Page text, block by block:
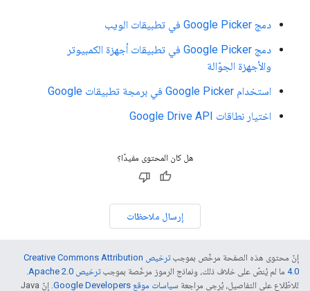
دمج Google Picker في تطبيقات الويب
دمج Google Picker في تطبيقات أجهزة الكمبيوتر
والأجهزة الجوّالة
استخدام Google Picker في برمجة تطبيقات Google
اختيار نطاقات Google Drive API
هل كان المحتوى مفيدًا؟
إرسال ملاحظات
إنّ محتوى هذه الصفحة مرخّص بموجب
ترخيص Creative Commons Attribution
4.0‏ ما لم يُنصّ على خلاف ذلك، ونماذج الرموز مرخّصة بموجبترخيص Apache 2.0‏
.
للاطّلاع على التفاصيل، يُرجى مراجعة سياسات موقع Google Developers‏
. إنّ Java